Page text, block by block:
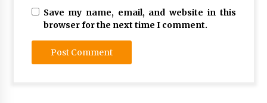
Save my name, email, and website in this
browser for the next time I comment.